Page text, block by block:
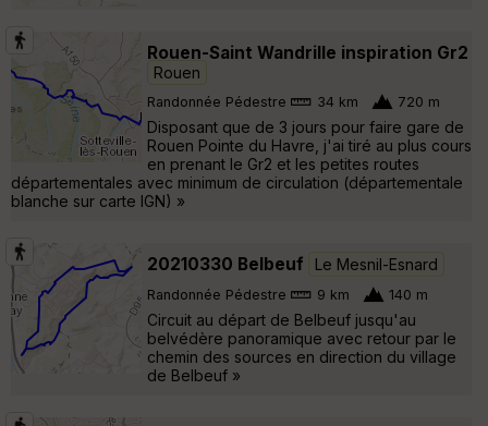
Rouen-Saint Wandrille inspiration Gr2
Rouen
Randonnée Pédestre 34 km 720 m
Disposant que de 3 jours pour faire gare de
Rouen Pointe du Havre, j'ai tiré au plus cours
en prenant le Gr2 et les petites routes
départementales avec minimum de circulation (départementale
blanche sur carte IGN) »
20210330 Belbeuf Le Mesnil-Esnard
Randonnée Pédestre 9 km 140 m
Circuit au départ de Belbeuf jusqu'au
belvédère panoramique avec retour par le
chemin des sources en direction du village
de Belbeuf »